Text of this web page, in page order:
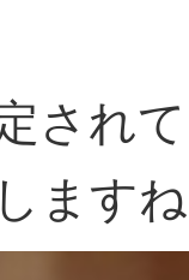
され
ます